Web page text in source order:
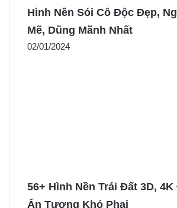
Hình Nền Sói Cô Độc Đẹp,
Mẽ, Dũng Mãnh Nhất
02/01/2024
56+ Hình Nền Trái Đất 3D,
Ấn Tượng Khó Phai